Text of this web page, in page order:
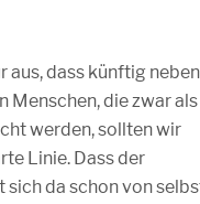
aus, dass künftig neben
Menschen, die zwar als
werden, sollten wir
Linie. Dass der
da schon von